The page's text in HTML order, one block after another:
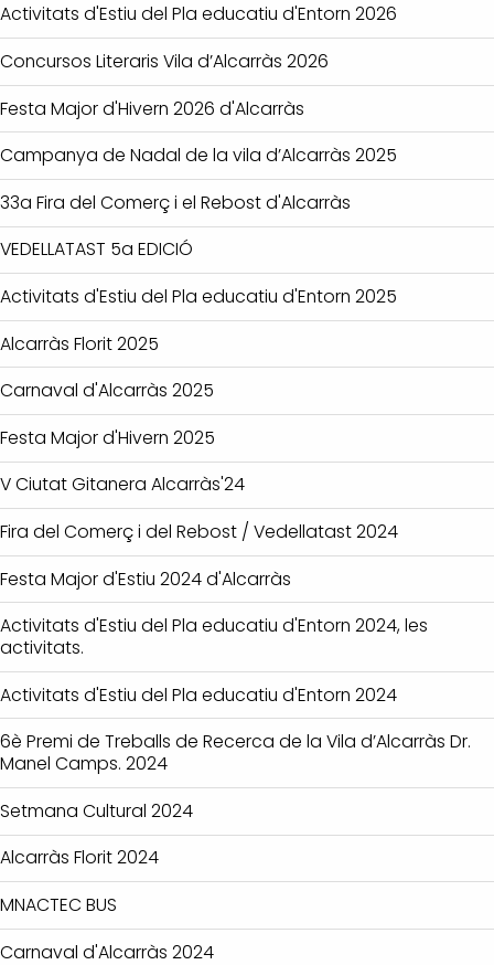
Activitats d'Estiu del Pla educatiu d'Entorn 2026
Concursos Literaris Vila d’Alcarràs 2026
Festa Major d'Hivern 2026 d'Alcarràs
Campanya de Nadal de la vila d’Alcarràs 2025
33a Fira del Comerç i el Rebost d'Alcarràs
VEDELLATAST 5a EDICIÓ
Activitats d'Estiu del Pla educatiu d'Entorn 2025
Alcarràs Florit 2025
Carnaval d'Alcarràs 2025
Festa Major d'Hivern 2025
V Ciutat Gitanera Alcarràs'24
Fira del Comerç i del Rebost / Vedellatast 2024
Festa Major d'Estiu 2024 d'Alcarràs
Activitats d'Estiu del Pla educatiu d'Entorn 2024, les
activitats.
Activitats d'Estiu del Pla educatiu d'Entorn 2024
6è Premi de Treballs de Recerca de la Vila d’Alcarràs Dr.
Manel Camps. 2024
Setmana Cultural 2024
Alcarràs Florit 2024
MNACTEC BUS
Carnaval d'Alcarràs 2024